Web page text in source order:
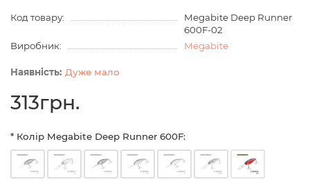
Код товару:
Megabite Deep Runner
600F-02
Виробник:
Megabite
Дуже мало
313грн.
* Колір Megabite Deep Runner 600F: